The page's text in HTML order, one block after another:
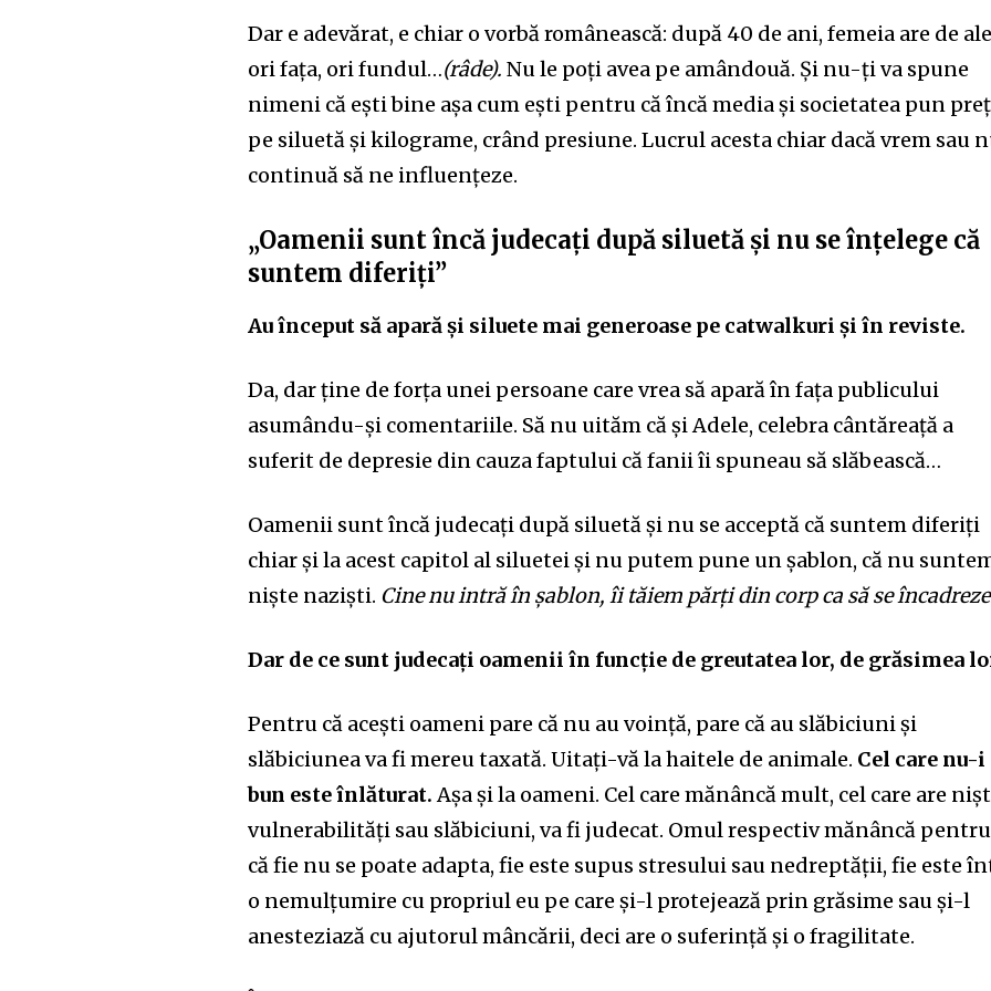
Dar e adevărat, e chiar o vorbă românească: după 40 de ani, femeia are de
ori fața, ori fundul…(râde). Nu le poți avea pe amândouă. Și nu-ți va spune
nimeni că ești bine așa cum ești pentru că încă media și societatea pun preț
pe siluetă și kilograme, crând presiune. Lucrul acesta chiar dacă vrem sau
continuă să ne influențeze.
„Oamenii sunt încă judecați după siluetă și nu se înțelege că
suntem diferiți”
Au început să apară și siluete mai generoase pe catwalkuri și în reviste.
Da, dar ține de forța unei persoane care vrea să apară în fața publicului
asumându-și comentariile. Să nu uităm că și Adele, celebra cântăreață a
suferit de depresie din cauza faptului că fanii îi spuneau să slăbească…
Oamenii sunt încă judecați după siluetă și nu se acceptă că suntem diferiți
chiar și la acest capitol al siluetei și nu putem pune un șablon, că nu
niște naziști. Cine nu intră în șablon, îi tăiem părți din corp ca să se
Dar de ce sunt judecați oamenii în funcție de greutatea lor, de grăsimea
Pentru că acești oameni pare că nu au voință, pare că au slăbiciuni și
slăbiciunea va fi mereu taxată. Uitați-vă la haitele de animale. Cel care nu-i
bun este înlăturat.Așa și la oameni. Cel care mănâncă mult, cel care are
vulnerabilități sau slăbiciuni, va fi judecat. Omul respectiv mănâncă pentru
că fie nu se poate adapta, fie este supus stresului sau nedreptății, fie este
o nemulțumire cu propriul eu pe care și-l protejează prin grăsime sau și-l
anesteziază cu ajutorul mâncării, deci are o suferință și o fragilitate.